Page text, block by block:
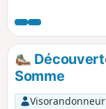
soldat qui y fut
principalement à
douloureuse de ces
Somme
Visorandonneur